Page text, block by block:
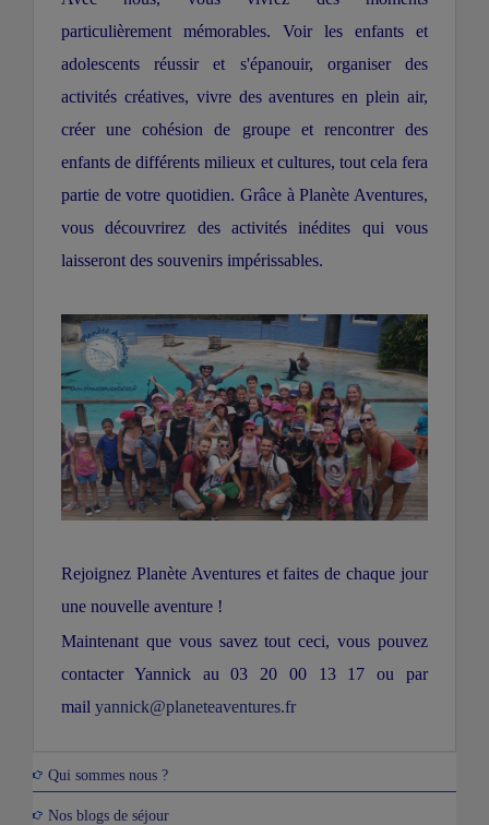
particulièrement mémorables. Voir les enfants et
adolescents réussir et s'épanouir, organiser des
activités créatives, vivre des aventures en plein air,
créer une cohésion de groupe et rencontrer des
enfants de différents milieux et cultures, tout cela fera
partie de votre quotidien. Grâce à Planète Aventures,
vous découvrirez des activités inédites qui vous
laisseront des souvenirs impérissables.
Rejoignez Planète Aventures et faites de chaque jour
une nouvelle aventure !
Maintenant que vous savez tout ceci, vous pouvez
contacter Yannick au 03 20 00 13 17 ou par
mail yannick@planeteaventures.fr
Qui sommes nous ?
Nos blogs de séjour